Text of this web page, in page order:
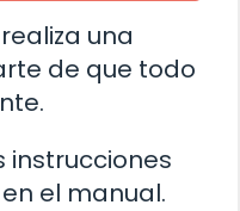
una
de que todo
instrucciones
el manual.